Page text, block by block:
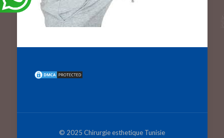
© 2025 Chirurgie esthetique Tunisie